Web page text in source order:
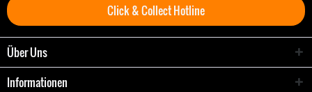
Click & Collect Hotline
Über Uns
Informationen